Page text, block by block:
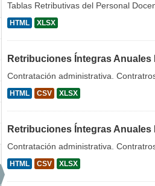
Tablas Retributivas del Personal
HTML XLSX
Retribuciones Íntegras Anuales
Contratación administrativa.
HTML CSV XLSX
Retribuciones Íntegras Anuales
Contratación administrativa.
HTML CSV XLSX